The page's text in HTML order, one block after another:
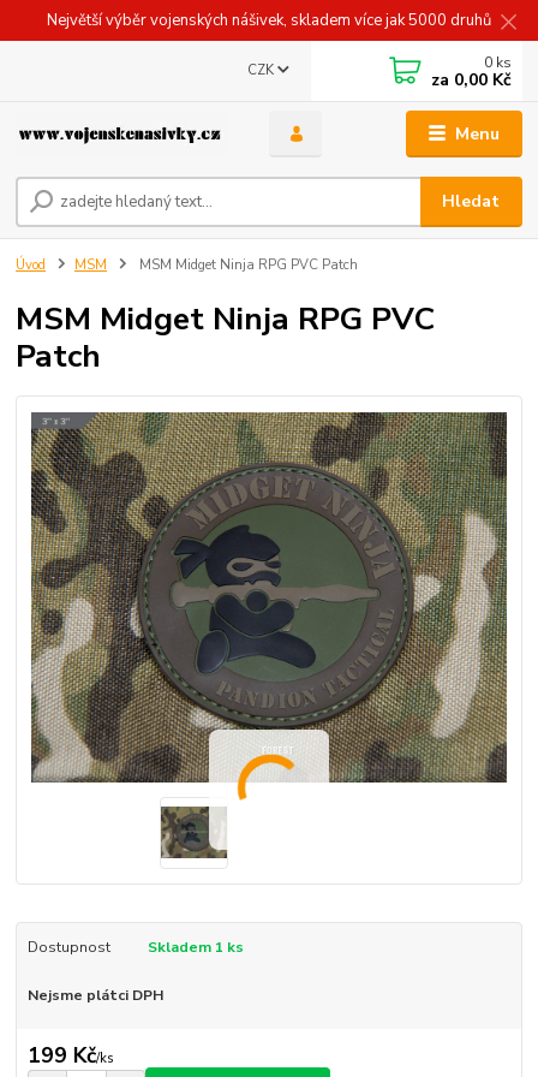
Největší výběr vojenských nášivek, skladem více jak 5000 druhů
Menu
CZK
Hledat
0 ks
za 0,00 Kč
Úvod MSM MSM Midget Ninja RPG PVC Patch
MSM Midget Ninja RPG PVC
Patch
Dostupnost Skladem 1 ks
Nejsme plátci DPH
199 Kč/ks